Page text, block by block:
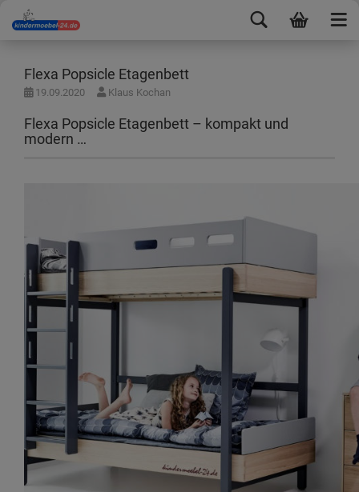
Flexa Popsicle Etagenbett
19.09.2020 Klaus Kochan
Flexa Popsicle Etagenbett – kompakt und
modern …